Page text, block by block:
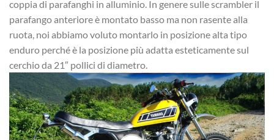
coppia di parafanghi in alluminio. In genere sulle scrambler il
parafango anteriore è montato basso ma non rasente alla
ruota, noi abbiamo voluto montarlo in posizione alta tipo
enduro perché è la posizione più adatta esteticamente sul
cerchio da 21″ pollici di diametro.